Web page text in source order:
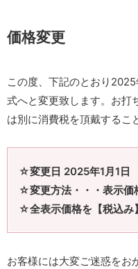
価格変更
この度、下記のとおり
式へと変更致します。お打
は別に消費税を頂戴するこ
☆変更日 2025年1月1日
☆変更方法・・・表示価
☆全表示価格を【税込み
お客様には大変ご迷惑をお